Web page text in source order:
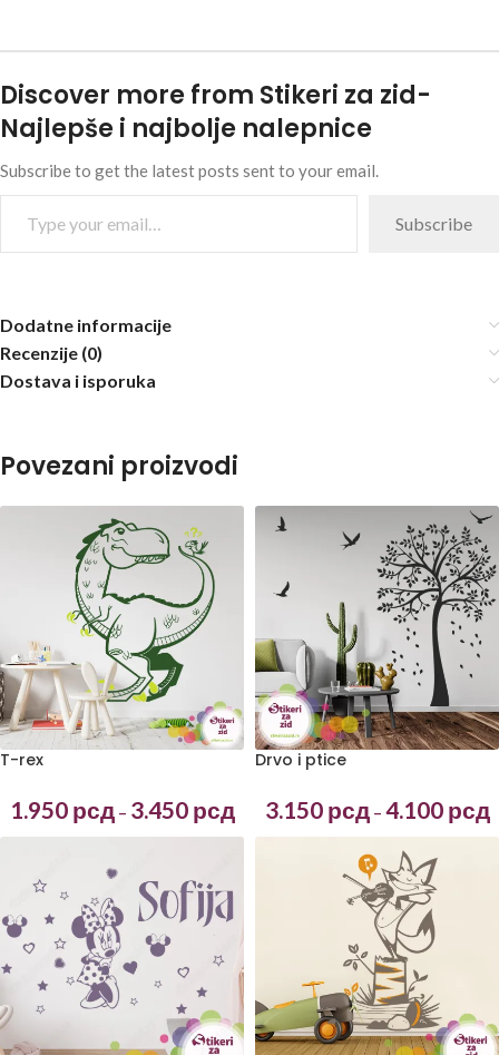
Discover more from Stikeri za zid-
Najlepše i najbolje nalepnice
Subscribe to get the latest posts sent to your email.
Subscribe
Dodatne informacije
Recenzije (0)
Dostava i isporuka
Povezani proizvodi
T-rex
1.950 рсд – 3.450 рсд
Drvo i ptice
3.150 рсд – 4.100 рсд